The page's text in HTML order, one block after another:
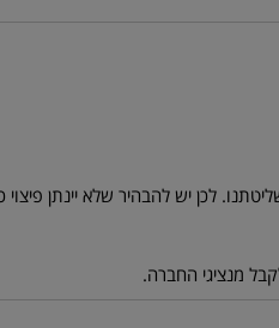
לכן יש להבהיר שלא יינתן פיצוי